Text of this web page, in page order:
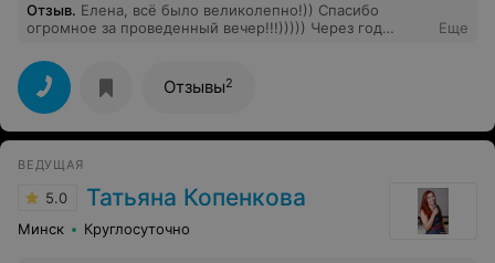
Отзыв. Елена, всё было великолепно!)) Спасибо
огромное за проведенный вечер!!!))))) Через год
Еще
Отзывы2
ВЕДУЩАЯ
5.0 Татьяна Копенкова
Минск Круглосуточно